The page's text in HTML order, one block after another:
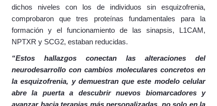
dichos niveles con los de individuos sin esquizofrenia,
comprobaron que tres proteínas fundamentales para la
formación y el funcionamiento de las sinapsis, L1CAM,
NPTXR y SCG2, estaban reducidas.
“Estos hallazgos conectan las alteraciones del
neurodesarrollo con cambios moleculares concretos en
la esquizofrenia, y demuestran que este modelo celular
abre la puerta a descubrir nuevos biomarcadores y